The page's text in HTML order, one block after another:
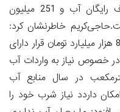
میلیون مترمکعب آب دزدی و مصرف رایگان آب و 251 میلیون
خاطرنشان کرد:
برای جلوگیری از این میزان هدرروی، 82 هزار میلیارد تومان قرار دارای
خصوص نیاز به واردات آب
که 100 میلیارد مترمکعب در سال منابع آب
با 9 درصد آن امکان داردد نیاز شرب خود را